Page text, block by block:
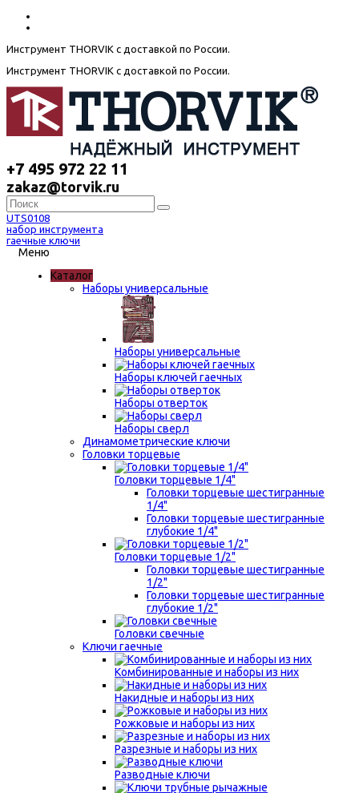
Инструмент THORVIK с доставкой по России.
Инструмент THORVIK с доставкой по России.
+7 495 972 22 11
zakaz@torvik.ru
UTS0108
набор инструмента
гаечные ключи
Меню
Каталог
Наборы универсальные
Наборы универсальные
Наборы ключей гаечных
Наборы отверток
Наборы сверл
Динамометрические ключи
Головки торцевые
Головки торцевые 1/4"
Головки торцевые шестигранные
1/4"
Головки торцевые шестигранные
глубокие 1/4"
Головки торцевые 1/2"
Головки торцевые шестигранные
1/2"
Головки торцевые шестигранные
глубокие 1/2"
Головки свечные
Ключи гаечные
Комбинированные и наборы из них
Накидные и наборы из них
Рожковые и наборы из них
Разрезные и наборы из них
Разводные ключи